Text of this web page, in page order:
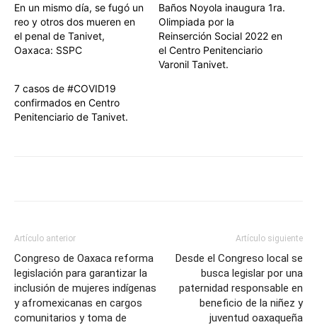
En un mismo día, se fugó un
reo y otros dos mueren en
el penal de Tanivet,
Oaxaca: SSPC
Baños Noyola inaugura 1ra.
Olimpiada por la
Reinserción Social 2022 en
el Centro Penitenciario
Varonil Tanivet.
7 casos de #COVID19
confirmados en Centro
Penitenciario de Tanivet.
Artículo anterior
Congreso de Oaxaca reforma
legislación para garantizar la
inclusión de mujeres indígenas
y afromexicanas en cargos
comunitarios y toma de
Artículo siguiente
Desde el Congreso local se
busca legislar por una
paternidad responsable en
beneficio de la niñez y
juventud oaxaqueña